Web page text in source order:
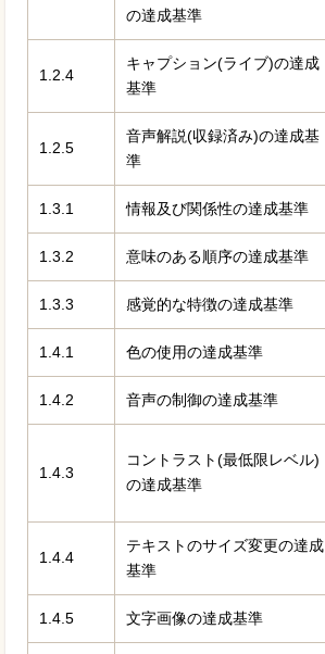
の達成基準
1.2.4
キャプション(ライブ)の達成
基準
1.2.5
音声解説(収録済み)の達成基
準
1.3.1 情報及び関係性の達成基準
1.3.2 意味のある順序の達成基準
1.3.3 感覚的な特徴の達成基準
1.4.1 色の使用の達成基準
1.4.2 音声の制御の達成基準
1.4.3
コントラスト(最低限レベル)
の達成基準
1.4.4
テキストのサイズ変更の達成
基準
1.4.5 文字画像の達成基準